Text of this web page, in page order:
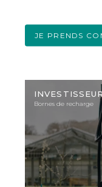
JE PRENDS
d'illustration
Bornes de recharge